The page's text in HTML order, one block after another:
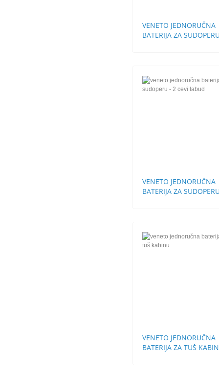
VENETO JEDNORUČNA
BATERIJA ZA
VENETO JEDNORUČNA
BATERIJA ZA
VENETO JEDNORUČNA
BATERIJA ZA TUŠ